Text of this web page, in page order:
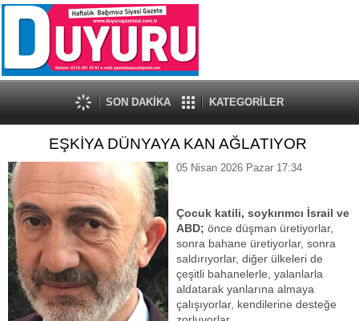
SON DAKİKA KATEGORİLER
EŞKİYA DÜNYAYA KAN AĞLATIYOR
05 Nisan 2026 Pazar 17:34
Çocuk katili, soykırımcı İsrail ve
ABD; önce düşman üretiyorlar,
sonra bahane üretiyorlar, sonra
saldırıyorlar, diğer ülkeleri de
çeşitli bahanelerle, yalanlarla
aldatarak yanlarına almaya
çalışıyorlar, kendilerine desteğe